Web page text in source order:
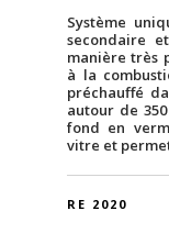
Système
secondaire
manière très
à la
préchauffé
autour de
fond en
vitre et
RE 2020